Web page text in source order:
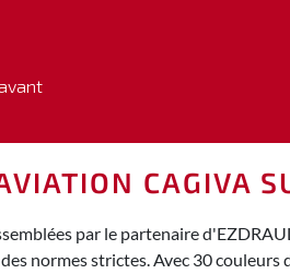
CAGIVA
par le partenaire
normes strictes. Avec 30